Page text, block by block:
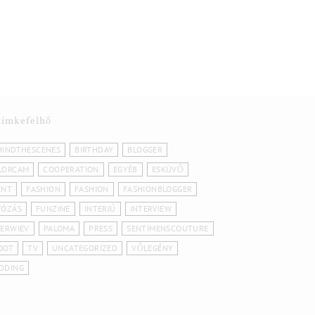
BIRTHDAY
BLOGGER
COOPERATION EGYÉB
ESKÜVŐ
FASHION FASHION
FASHIONBLOGGER
FUNZINE INTERJÚ
INTERVIEW
PALOMA PRESS
SENTIMENSCOUTURE
TV UNCATEGORIZED
VŐLEGÉNY